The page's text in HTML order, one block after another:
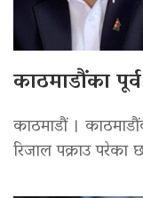
काठमाडौंका
काठमाडौं ।
रिजाल पक्राउ